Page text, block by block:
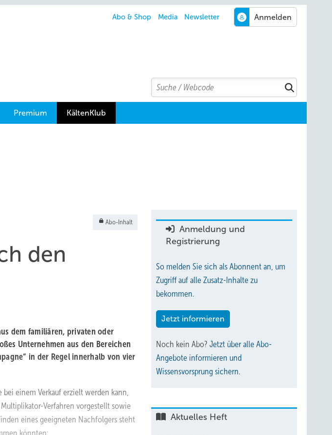
Abo & Shop Media Newsletter
Search
Suchen
Premium KältenKlub
Abo-Inhalt
den
dem familiären, privaten oder
Unternehmen aus den Bereichen
in der Regel innerhalb von vier
bei einem Verkauf erzielt werden kann,
Verfahren vorgestellt sowie
eines geeigneten Nachfolgers steht
könnten:
Anmeldung und
Registrierung
So melden Sie sich als Abonnent an, um
Zugriff auf alle Zusatz-Inhalte zu
bekommen.
Jetzt informieren
Noch kein Abo? Jetzt über alle Abo-
Angebote informieren und
Wissensvorsprung sichern.
Aktuelles Heft